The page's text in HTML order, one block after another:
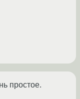
простое.